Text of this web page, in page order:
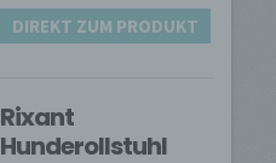
DIREKT ZUM PRODUKT
Rixant
Hunderollstuhl